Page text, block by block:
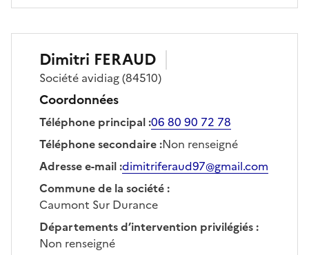
Dimitri FERAUD
Société avidiag(84510)
Coordonnées
Téléphone principal:06 80 90 72 78
Téléphone secondaire:Non renseigné
Adresse e-mail:dimitriferaud97@gmail.com
Commune de la société:
Caumont Sur Durance
Départements d’intervention privilégiés:
Non renseigné